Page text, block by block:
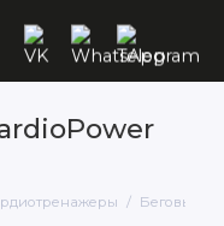
Беговые